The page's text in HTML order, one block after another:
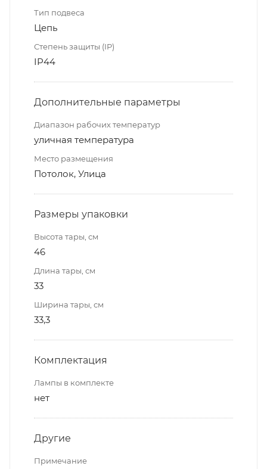
Тип подвеса
Цепь
Степень защиты (IP)
IP44
Дополнительные параметры
Диапазон рабочих температур
уличная температура
Место размещения
Потолок, Улица
Размеры упаковки
Высота тары, см
46
Длина тары, см
33
Ширина тары, см
33,3
Комплектация
Лампы в комплекте
нет
Другие
Примечание